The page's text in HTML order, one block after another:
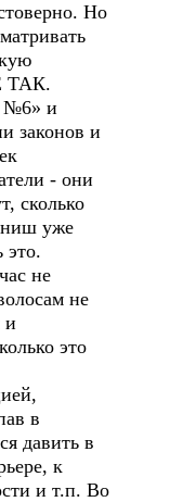
Но
ТАК.
№6» и
законов и
- они
сколько
уже
это.
не
не
и
это
в
давить в
к
и т.п. Во